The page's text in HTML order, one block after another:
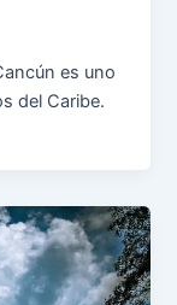
es uno
del Caribe.